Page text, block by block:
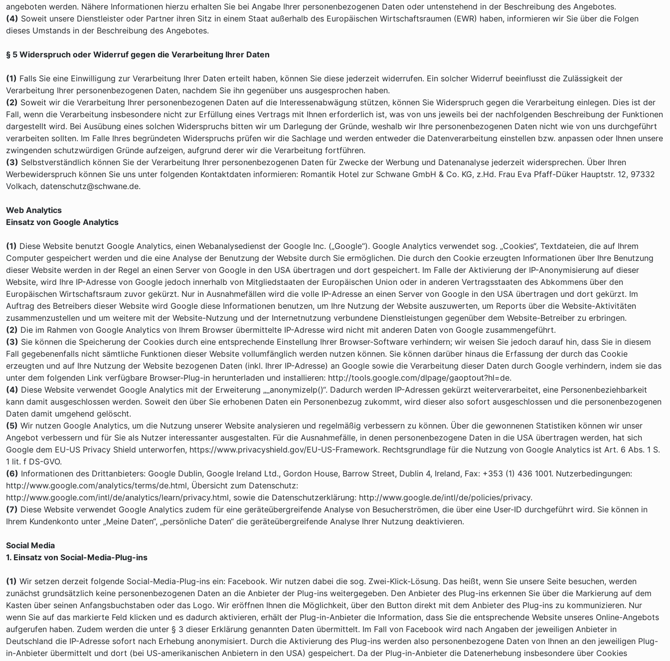
angeboten werden. Nähere Informationen hierzu erhalten Sie bei Angabe Ihrer personenbezogenen Daten oder untenstehend in der Beschreibung des Angebotes.
(4) Soweit unsere Dienstleister oder Partner ihren Sitz in einem Staat außerhalb des Europäischen Wirtschaftsraumen (EWR) haben, informieren wir Sie über die Folgen
dieses Umstands in der Beschreibung des Angebotes.
§ 5 Widerspruch oder Widerruf gegen die Verarbeitung Ihrer Daten
(1) Falls Sie eine Einwilligung zur Verarbeitung Ihrer Daten erteilt haben, können Sie diese jederzeit widerrufen. Ein solcher Widerruf beeinflusst die Zulässigkeit der
Verarbeitung Ihrer personenbezogenen Daten, nachdem Sie ihn gegenüber uns ausgesprochen haben.
(2) Soweit wir die Verarbeitung Ihrer personenbezogenen Daten auf die Interessenabwägung stützen, können Sie Widerspruch gegen die Verarbeitung einlegen. Dies ist der
Fall, wenn die Verarbeitung insbesondere nicht zur Erfüllung eines Vertrags mit Ihnen erforderlich ist, was von uns jeweils bei der nachfolgenden Beschreibung der Funktionen
dargestellt wird. Bei Ausübung eines solchen Widerspruchs bitten wir um Darlegung der Gründe, weshalb wir Ihre personenbezogenen Daten nicht wie von uns durchgeführt
verarbeiten sollten. Im Falle Ihres begründeten Widerspruchs prüfen wir die Sachlage und werden entweder die Datenverarbeitung einstellen bzw. anpassen oder Ihnen unsere
zwingenden schutzwürdigen Gründe aufzeigen, aufgrund derer wir die Verarbeitung fortführen.
(3) Selbstverständlich können Sie der Verarbeitung Ihrer personenbezogenen Daten für Zwecke der Werbung und Datenanalyse jederzeit widersprechen. Über Ihren
Werbewiderspruch können Sie uns unter folgenden Kontaktdaten informieren: Romantik Hotel zur Schwane GmbH & Co. KG, z.Hd. Frau Eva Pfaff-Düker Hauptstr. 12, 97332
Volkach, datenschutz@schwane.de.
Web Analytics
Einsatz von Google Analytics
(1) Diese Website benutzt Google Analytics, einen Webanalysedienst der Google Inc. („Google“). Google Analytics verwendet sog. „Cookies“, Textdateien, die auf Ihrem
Computer gespeichert werden und die eine Analyse der Benutzung der Website durch Sie ermöglichen. Die durch den Cookie erzeugten Informationen über Ihre Benutzung
dieser Website werden in der Regel an einen Server von Google in den USA übertragen und dort gespeichert. Im Falle der Aktivierung der IP-Anonymisierung auf dieser
Website, wird Ihre IP-Adresse von Google jedoch innerhalb von Mitgliedstaaten der Europäischen Union oder in anderen Vertragsstaaten des Abkommens über den
Europäischen Wirtschaftsraum zuvor gekürzt. Nur in Ausnahmefällen wird die volle IP-Adresse an einen Server von Google in den USA übertragen und dort gekürzt. Im
Auftrag des Betreibers dieser Website wird Google diese Informationen benutzen, um Ihre Nutzung der Website auszuwerten, um Reports über die Website-Aktivitäten
zusammenzustellen und um weitere mit der Website-Nutzung und der Internetnutzung verbundene Dienstleistungen gegenüber dem Website-Betreiber zu erbringen.
(2) Die im Rahmen von Google Analytics von Ihrem Browser übermittelte IP-Adresse wird nicht mit anderen Daten von Google zusammengeführt.
(3) Sie können die Speicherung der Cookies durch eine entsprechende Einstellung Ihrer Browser-Software verhindern; wir weisen Sie jedoch darauf hin, dass Sie in diesem
Fall gegebenenfalls nicht sämtliche Funktionen dieser Website vollumfänglich werden nutzen können. Sie können darüber hinaus die Erfassung der durch das Cookie
erzeugten und auf Ihre Nutzung der Website bezogenen Daten (inkl. Ihrer IP-Adresse) an Google sowie die Verarbeitung dieser Daten durch Google verhindern, indem sie das
unter dem folgenden Link verfügbare Browser-Plug-in herunterladen und installieren: http://tools.google.com/dlpage/gaoptout?hl=de.
(4) Diese Website verwendet Google Analytics mit der Erweiterung „_anonymizeIp()“. Dadurch werden IP-Adressen gekürzt weiterverarbeitet, eine Personenbeziehbarkeit
kann damit ausgeschlossen werden. Soweit den über Sie erhobenen Daten ein Personenbezug zukommt, wird dieser also sofort ausgeschlossen und die personenbezogenen
Daten damit umgehend gelöscht.
(5) Wir nutzen Google Analytics, um die Nutzung unserer Website analysieren und regelmäßig verbessern zu können. Über die gewonnenen Statistiken können wir unser
Angebot verbessern und für Sie als Nutzer interessanter ausgestalten. Für die Ausnahmefälle, in denen personenbezogene Daten in die USA übertragen werden, hat sich
Google dem EU-US Privacy Shield unterworfen, https://www.privacyshield.gov/EU-US-Framework. Rechtsgrundlage für die Nutzung von Google Analytics ist Art. 6 Abs. 1 S.
1 lit. f DS-GVO.
(6) Informationen des Drittanbieters: Google Dublin, Google Ireland Ltd., Gordon House, Barrow Street, Dublin 4, Ireland, Fax: +353 (1) 436 1001. Nutzerbedingungen:
http://www.google.com/analytics/terms/de.html, Übersicht zum Datenschutz:
http://www.google.com/intl/de/analytics/learn/privacy.html, sowie die Datenschutzerklärung: http://www.google.de/intl/de/policies/privacy.
(7) Diese Website verwendet Google Analytics zudem für eine geräteübergreifende Analyse von Besucherströmen, die über eine User-ID durchgeführt wird. Sie können in
Ihrem Kundenkonto unter „Meine Daten“, „persönliche Daten“ die geräteübergreifende Analyse Ihrer Nutzung deaktivieren.
Social Media
1. Einsatz von Social-Media-Plug-ins
(1) Wir setzen derzeit folgende Social-Media-Plug-ins ein: Facebook. Wir nutzen dabei die sog. Zwei-Klick-Lösung. Das heißt, wenn Sie unsere Seite besuchen, werden
zunächst grundsätzlich keine personenbezogenen Daten an die Anbieter der Plug-ins weitergegeben. Den Anbieter des Plug-ins erkennen Sie über die Markierung auf dem
Kasten über seinen Anfangsbuchstaben oder das Logo. Wir eröffnen Ihnen die Möglichkeit, über den Button direkt mit dem Anbieter des Plug-ins zu kommunizieren. Nur
wenn Sie auf das markierte Feld klicken und es dadurch aktivieren, erhält der Plug-in-Anbieter die Information, dass Sie die entsprechende Website unseres Online-Angebots
aufgerufen haben. Zudem werden die unter § 3 dieser Erklärung genannten Daten übermittelt. Im Fall von Facebook wird nach Angaben der jeweiligen Anbieter in
Deutschland die IP-Adresse sofort nach Erhebung anonymisiert. Durch die Aktivierung des Plug-ins werden also personenbezogene Daten von Ihnen an den jeweiligen Plug-
in-Anbieter übermittelt und dort (bei US-amerikanischen Anbietern in den USA) gespeichert. Da der Plug-in-Anbieter die Datenerhebung insbesondere über Cookies